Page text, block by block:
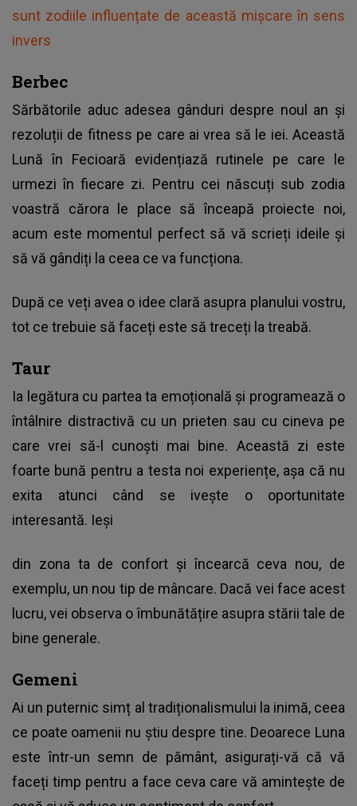
sunt zodiile influențate de această mișcare în sens
invers
Berbec
Sărbătorile aduc adesea gânduri despre noul an și
rezoluții de fitness pe care ai vrea să le iei. Această
Lună în Fecioară evidențiază rutinele pe care le
urmezi în fiecare zi. Pentru cei născuți sub zodia
voastră cărora le place să înceapă proiecte noi,
acum este momentul perfect să vă scrieți ideile și
să vă gândiți la ceea ce va funcționa.
După ce veți avea o idee clară asupra planului vostru,
tot ce trebuie să faceți este să treceți la treabă.
Taur
Ia legătura cu partea ta emoțională și programează o
întâlnire distractivă cu un prieten sau cu cineva pe
care vrei să-l cunoști mai bine. Această zi este
foarte bună pentru a testa noi experiențe, așa că nu
exita atunci când se ivește o oportunitate
interesantă. Ieși
din zona ta de confort și încearcă ceva nou, de
exemplu, un nou tip de mâncare. Dacă vei face acest
lucru, vei observa o îmbunătățire asupra stării tale de
bine generale.
Gemeni
Ai un puternic simț al tradiționalismului la inimă, ceea
ce poate oamenii nu știu despre tine. Deoarece Luna
este într-un semn de pământ, asigurați-vă că vă
faceți timp pentru a face ceva care vă amintește de